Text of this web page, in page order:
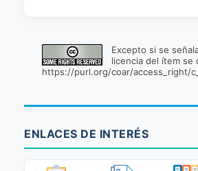
Excepto si se
licencia del ítem se
https://purl.org/coar/access_right/
ENLACES DE INTERÉS